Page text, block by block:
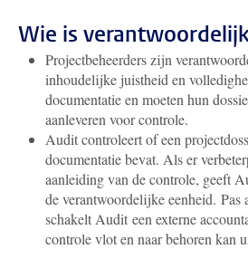
Wie is
Projectbeheerders zijn
inhoudelijke juistheid en
documentatie en moeten hun
aanleveren voor controle.
Audit controleert of een
documentatie bevat. Als er
aanleiding van de controle, geeft
de verantwoordelijke eenheid. Pas
schakelt Audit een externe
controle vlot en naar behoren kan